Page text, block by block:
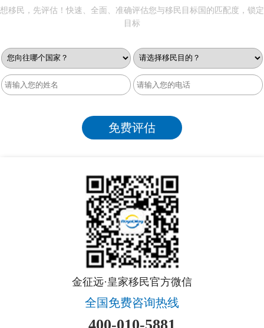
想移民，先评估！快速、全面、准确评估您与移民目标国的匹配度，锁定
目标
金征远·皇家移民官方微信
全国免费咨询热线